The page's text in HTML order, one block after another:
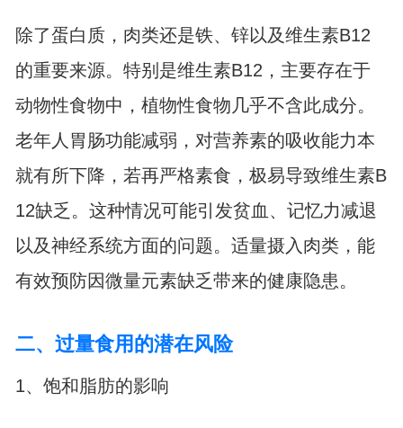
除了蛋白质，肉类还是铁、锌以及维生素B12
的重要来源。特别是维生素B12，主要存在于
动物性食物中，植物性食物几乎不含此成分。
老年人胃肠功能减弱，对营养素的吸收能力本
就有所下降，若再严格素食，极易导致维生素B
12缺乏。这种情况可能引发贫血、记忆力减退
以及神经系统方面的问题。适量摄入肉类，能
有效预防因微量元素缺乏带来的健康隐患。
二、过量食用的潜在风险
1、饱和脂肪的影响